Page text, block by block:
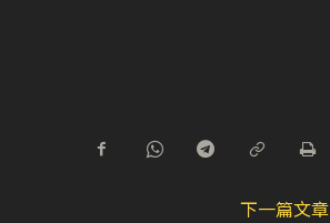
下一篇文章